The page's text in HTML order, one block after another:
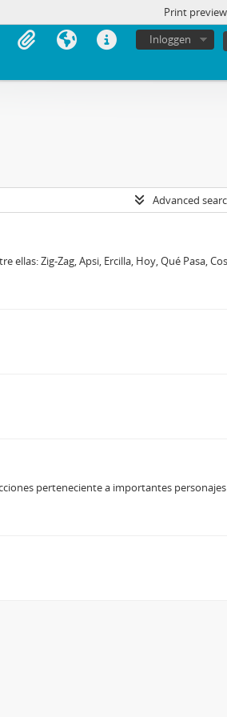
Inloggen
Print preview
Advanced
ellas: Zig-Zag, Apsi, Ercilla, Hoy, Qué Pasa,
perteneciente a importantes